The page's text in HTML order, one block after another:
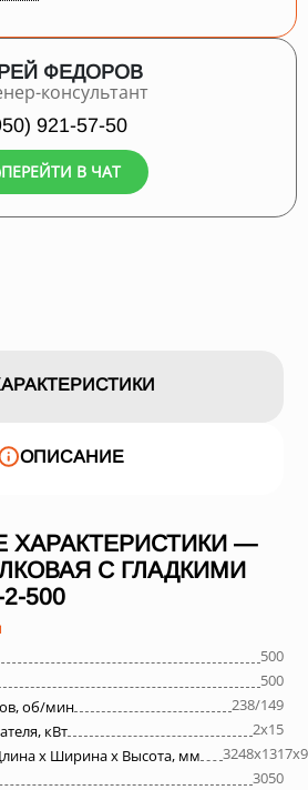
ФЕДОРОВ
консультант
921-57-50
ПЕРЕЙТИ В ЧАТ
ОПИСАНИЕ
ХАРАКТЕРИСТИКИ —
С ГЛАДКИМИ
500
500
500
об/мин
238/149
кВт
2х15
х Ширина х Высота, мм
3050